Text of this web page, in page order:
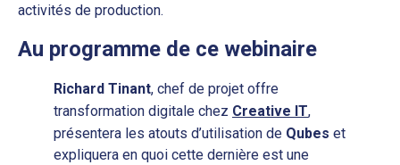
activités de production.
Au programme de ce webinaire
Richard Tinant, chef de projet offre
transformation digitale chez Creative IT,
présentera les atouts d’utilisation de Qubes et
expliquera en quoi cette dernière est une